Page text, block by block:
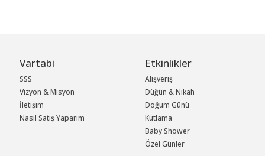
Vartabi
SSS
Vizyon & Misyon
İletişim
Nasıl Satış Yaparım
Etkinlikler
Alışveriş
Düğün & Nikah
Doğum Günü
Kutlama
Baby Shower
Özel Günler